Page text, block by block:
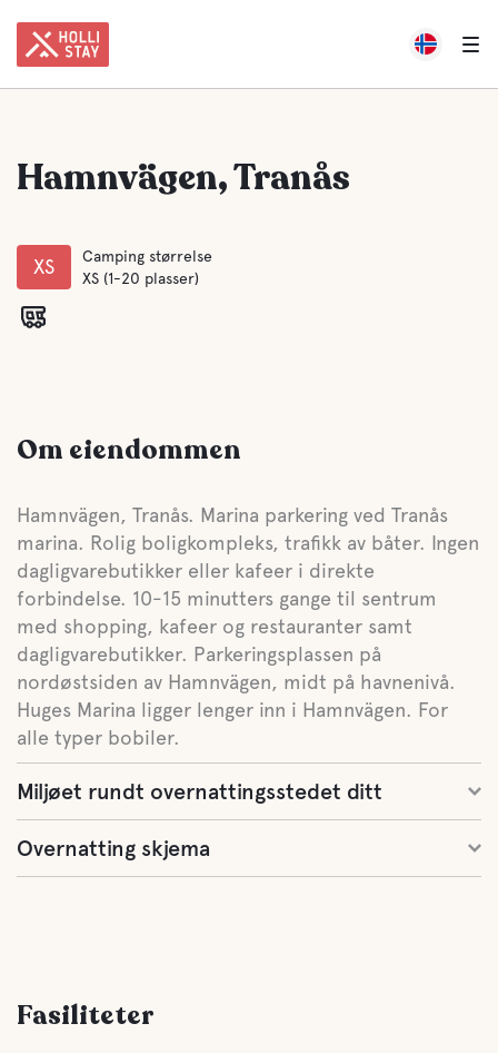
Hamnvägen, Tranås
XS
Camping størrelse
XS (1-20 plasser)
Om eiendommen
Hamnvägen, Tranås. Marina parkering ved Tranås
marina. Rolig boligkompleks, trafikk av båter. Ingen
dagligvarebutikker eller kafeer i direkte
forbindelse. 10-15 minutters gange til sentrum
med shopping, kafeer og restauranter samt
dagligvarebutikker. Parkeringsplassen på
nordøstsiden av Hamnvägen, midt på havnenivå.
Huges Marina ligger lenger inn i Hamnvägen. For
alle typer bobiler.
Miljøet rundt overnattingsstedet ditt
Overnatting skjema
Fasiliteter